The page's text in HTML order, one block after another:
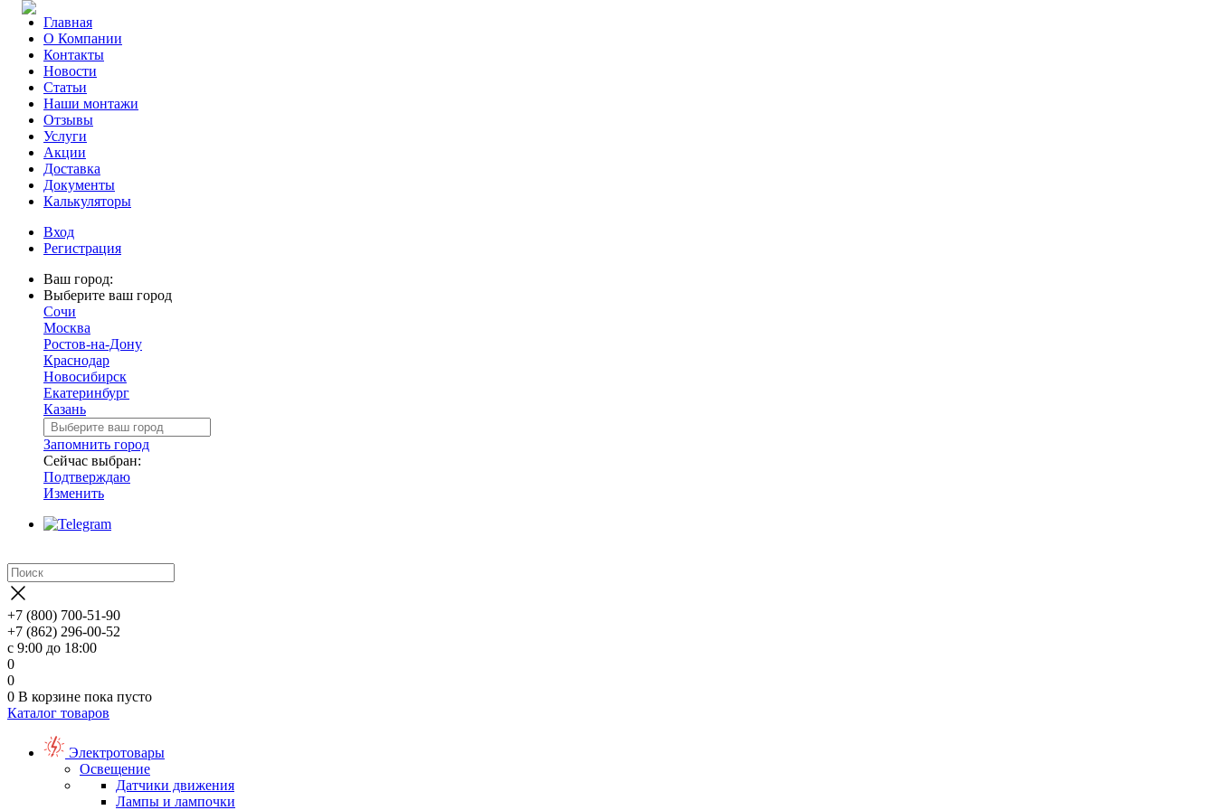
Главная
О Компании
Контакты
Новости
Статьи
Наши монтажи
Отзывы
Услуги
Акции
Доставка
Документы
Калькуляторы
Вход
Регистрация
Ваш город:
Выберите ваш город
Сочи
Москва
Ростов-на-Дону
Краснодар
Новосибирск
Екатеринбург
Казань
Запомнить город
Сейчас выбран:
Подтверждаю
Изменить
+7 (800) 700-51-90
+7 (862) 296-00-52
с 9:00 до 18:00
0
0
0 В корзине пока пусто
Каталог товаров
Электротовары
Освещение
Датчики движения
Лампы и лампочки